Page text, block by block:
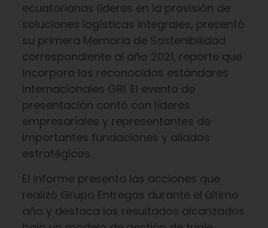
ecuatorianas líderes en la provisión de
soluciones logísticas integrales, presentó
su primera Memoria de Sostenibilidad
correspondiente al año 2021, reporte que
incorpora los reconocidos estándares
internacionales GRI. El evento de
presentación contó con líderes
empresariales y representantes de
importantes fundaciones y aliados
estratégicos.
El informe presenta las acciones que
realizó Grupo Entregas durante el último
año y destaca los resultados alcanzados